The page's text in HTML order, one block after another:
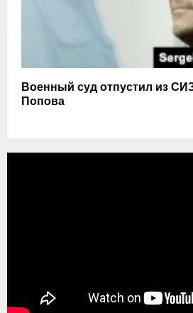
Военный суд отпустил из
Попова